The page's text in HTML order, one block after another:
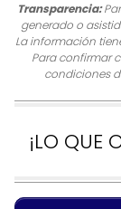
Transparencia:
generado o
La información
Para confirmar
condiciones
¡LO QUE